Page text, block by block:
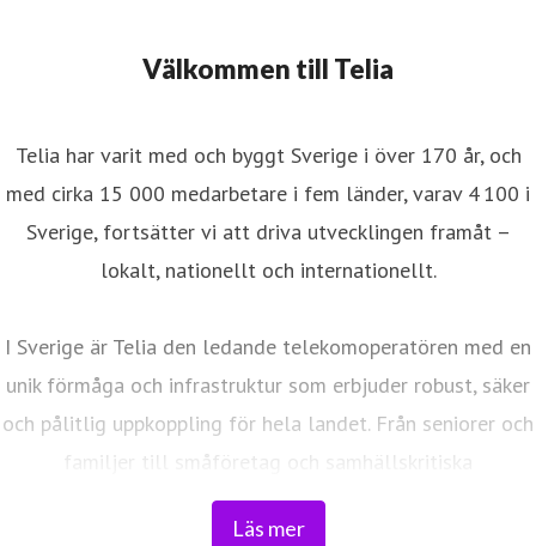
Välkommen till Telia
Läs mer
Telia har varit med och byggt Sverige i över 170 år, och
med cirka 15 000 medarbetare i fem länder, varav 4 100 i
Sverige, fortsätter vi att driva utvecklingen framåt –
lokalt, nationellt och internationellt.
I Sverige är Telia den ledande telekomoperatören med en
unik förmåga och infrastruktur som erbjuder robust, säker
och pålitlig uppkoppling för hela landet. Från seniorer och
familjer till småföretag och samhällskritiska
verksamheter. Vi möjliggör digitaliseringens kraft i
vardagen och är en del av Sveriges totalförsvar. Med